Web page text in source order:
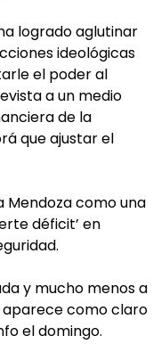
logrado aglutinar
ideológicas
el poder al
a un medio
de la
que ajustar el
Mendoza como una
déficit’ en
y mucho menos a
aparece como claro
el domingo.